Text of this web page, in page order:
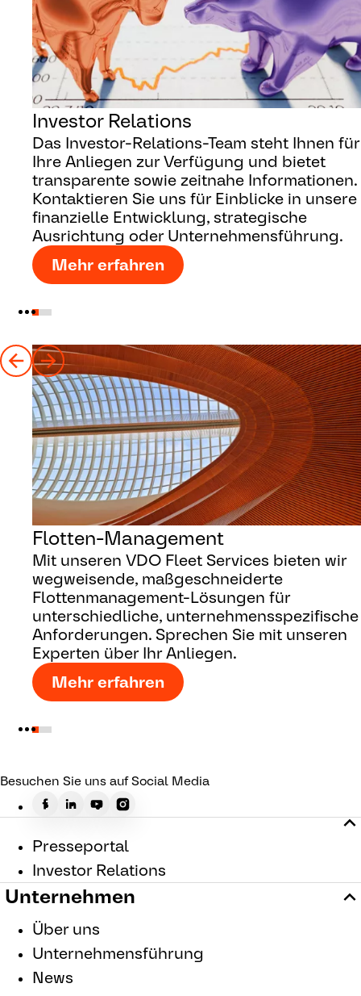
Investor Relations
Das Investor-Relations-Team steht Ihnen für
Ihre Anliegen zur Verfügung und bietet
transparente sowie zeitnahe Informationen.
Kontaktieren Sie uns für Einblicke in unsere
finanzielle Entwicklung, strategische
Ausrichtung oder Unternehmensführung.
Mehr erfahren
Flotten-Management
Mit unseren VDO Fleet Services bieten wir
wegweisende, maßgeschneiderte
Flottenmanagement-Lösungen für
unterschiedliche, unternehmensspezifische
Anforderungen. Sprechen Sie mit unseren
Experten über Ihr Anliegen.
Mehr erfahren
Besuchen Sie uns auf Social Media
Presseportal
Investor Relations
Unternehmen
Über uns
Unternehmensführung
News